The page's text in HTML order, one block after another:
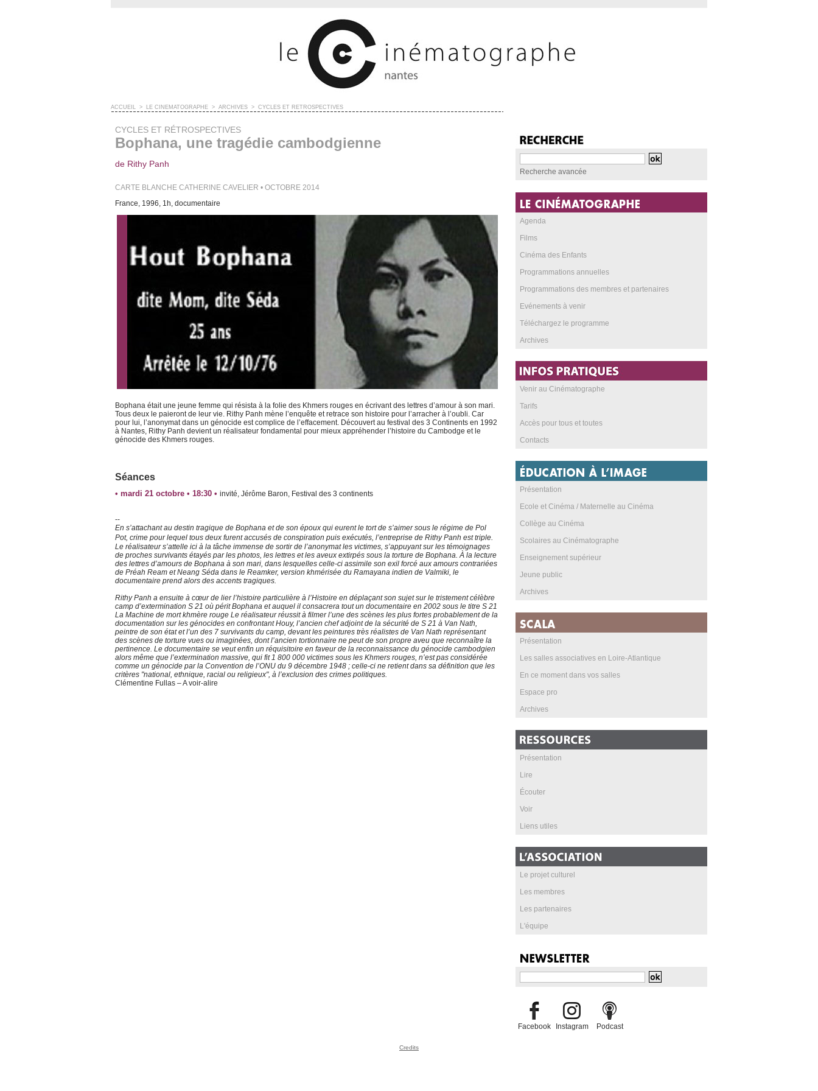
ACCUEIL > LE CINÉMATOGRAPHE > ARCHIVES > CYCLES ET RÉTROSPECTIVES
CYCLES ET RÉTROSPECTIVES
Bophana, une tragédie cambodgienne
de Rithy Panh
CARTE BLANCHE CATHERINE CAVELIER • OCTOBRE 2014
France, 1996, 1h, documentaire
Bophana était une jeune femme qui résista à la folie des Khmers rouges en écrivant des lettres d’amour à son mari.
Tous deux le paieront de leur vie. Rithy Panh mène l’enquête et retrace son histoire pour l’arracher à l’oubli. Car
pour lui, l’anonymat dans un génocide est complice de l’effacement. Découvert au festival des 3 Continents en 1992
à Nantes, Rithy Panh devient un réalisateur fondamental pour mieux appréhender l’histoire du Cambodge et le
génocide des Khmers rouges.
Séances
• mardi 21 octobre • 18:30 • invité, Jérôme Baron, Festival des 3 continents
--
En s’attachant au destin tragique de Bophana et de son époux qui eurent le tort de s’aimer sous le régime de Pol
Pot, crime pour lequel tous deux furent accusés de conspiration puis exécutés, l’entreprise de Rithy Panh est triple.
Le réalisateur s’attelle ici à la tâche immense de sortir de l’anonymat les victimes, s’appuyant sur les témoignages
de proches survivants étayés par les photos, les lettres et les aveux extirpés sous la torture de Bophana. À la lecture
des lettres d’amours de Bophana à son mari, dans lesquelles celle-ci assimile son exil forcé aux amours contrariées
de Préah Ream et Neang Séda dans le Reamker, version khmérisée du Ramayana indien de Valmiki, le
documentaire prend alors des accents tragiques.
Rithy Panh a ensuite à cœur de lier l’histoire particulière à l’Histoire en déplaçant son sujet sur le tristement célèbre
camp d’extermination S 21 où périt Bophana et auquel il consacrera tout un documentaire en 2002 sous le titre S 21
La Machine de mort khmère rouge Le réalisateur réussit à filmer l’une des scènes les plus fortes probablement de la
documentation sur les génocides en confrontant Houy, l’ancien chef adjoint de la sécurité de S 21 à Van Nath,
peintre de son état et l’un des 7 survivants du camp, devant les peintures très réalistes de Van Nath représentant
des scènes de torture vues ou imaginées, dont l’ancien tortionnaire ne peut de son propre aveu que reconnaître la
pertinence. Le documentaire se veut enfin un réquisitoire en faveur de la reconnaissance du génocide cambodgien
alors même que l’extermination massive, qui fit 1 800 000 victimes sous les Khmers rouges, n’est pas considérée
comme un génocide par la Convention de l’ONU du 9 décembre 1948 ; celle-ci ne retient dans sa définition que les
critères "national, ethnique, racial ou religieux", à l’exclusion des crimes politiques.
Clémentine Fullas – A voir-alire
Recherche avancée
Agenda
Films
Cinéma des Enfants
Programmations annuelles
Programmations des membres et partenaires
Evénements à venir
Téléchargez le programme
Archives
Venir au Cinématographe
Tarifs
Accès pour tous et toutes
Contacts
Présentation
Ecole et Cinéma / Maternelle au Cinéma
Collège au Cinéma
Scolaires au Cinématographe
Enseignement supérieur
Jeune public
Archives
Présentation
Les salles associatives en Loire-Atlantique
En ce moment dans vos salles
Espace pro
Archives
Présentation
Lire
Écouter
Voir
Liens utiles
Le projet culturel
Les membres
Les partenaires
L'équipe
Facebook Instagram Podcast
Credits